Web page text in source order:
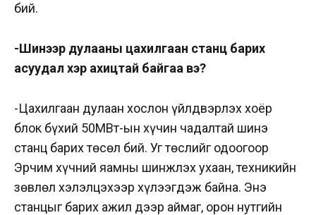
бий.
-Шинээр дулааны цахилгаан станц барих
асуудал хэр ахицтай байгаа вэ?
-Цахилгаан дулаан хослон үйлдвэрлэх хоёр
блок бүхий 50МВт-ын хүчин чадалтай шинэ
станц барих төсөл бий. Уг төслийг одоогоор
Эрчим хүчний яамны шинжлэх ухаан, техникийн
зөвлөл хэлэлцэхээр хүлээгдэж байна. Энэ
станцыг барих ажил дээр аймаг, орон нутгийн